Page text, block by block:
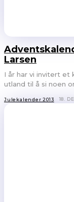
Larsen
I år har vi invitert et
utland til å si noen
Julekalender 2013 18.